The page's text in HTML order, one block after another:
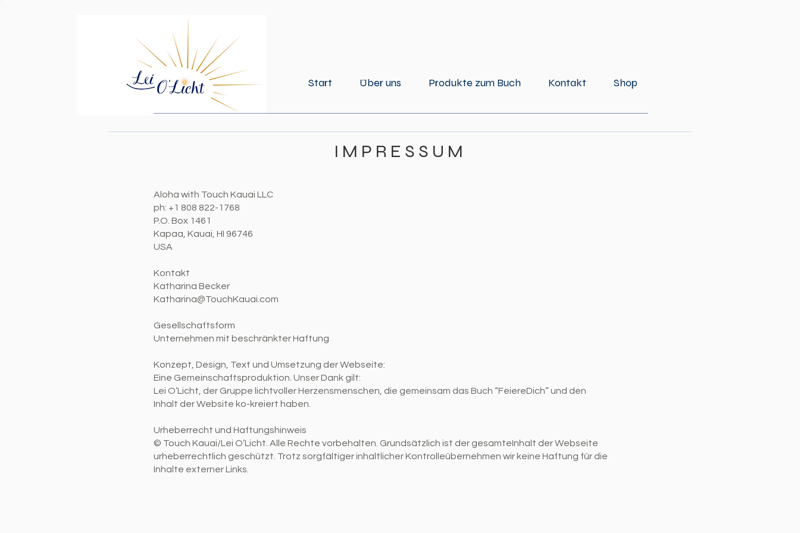
Start Über uns Produkte zum Buch Kontakt Shop
IMPRESSUM
Aloha with Touch Kauai LLC
ph: +1 808 822-1768
P.O. Box 1461
Kapaa, Kauai, HI 96746
USA
Kontakt
Katharina Becker
Katharina@TouchKauai.com
Gesellschaftsform
Unternehmen mit beschränkter Haftung
Konzept, Design, Text und Umsetzung der Webseite:
Eine Gemeinschaftsproduktion. Unser Dank gilt:
Lei O’Licht, der Gruppe lichtvoller Herzensmenschen, die gemeinsam das Buch “FeiereDich” und den
Inhalt der Website ko-kreiert haben.
Urheberrecht und Haftungshinweis
© Touch Kauai/Lei O’Licht. Alle Rechte vorbehalten. Grundsätzlich ist der gesamteInhalt der Webseite
urheberrechtlich geschützt. Trotz sorgfältiger inhaltlicher Kontrolleübernehmen wir keine Haftung für die
Inhalte externer Links.